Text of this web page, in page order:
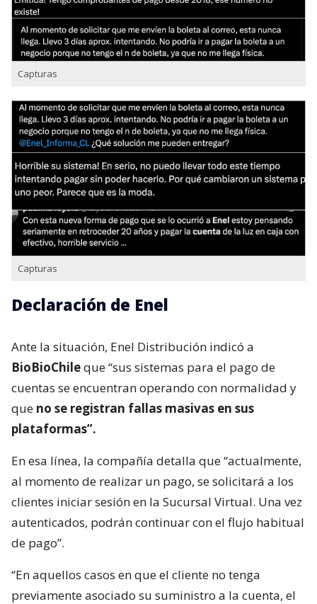
Capturas
Capturas
Declaración de Enel
Ante la situación, Enel Distribución indicó a
BioBioChileque “sus sistemas para el pago de
cuentas se encuentran operando con normalidad y
que no se registran fallas masivas en sus
plataformas”.
En esa línea, la compañía detalla que “actualmente,
al momento de realizar un pago, se solicitará a los
clientes iniciar sesión en la Sucursal Virtual. Una vez
autenticados, podrán continuar con el flujo habitual
de pago”.
“En aquellos casos en que el cliente no tenga
previamente asociado su suministro a la cuenta, el